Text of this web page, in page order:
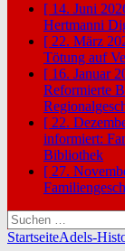
[ 14. Juni
Hertmanni
[ 22. März
Tötung auf
[ 16. Januar
Reformierte
[ 22.
informiert:
Bibliothek
[ 27.
Suchen
nach:
StartseiteAdels-